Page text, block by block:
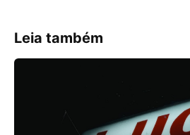
Leia também